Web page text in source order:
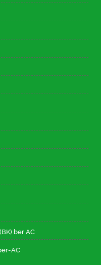
ber AC
AC